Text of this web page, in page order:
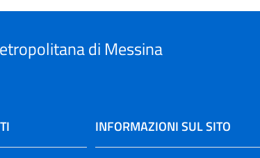
di Messina
INFORMAZIONI SUL SITO